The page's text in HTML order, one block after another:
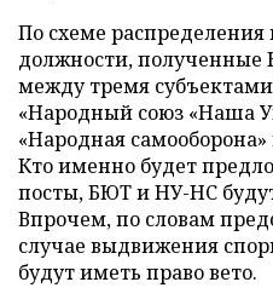
По схеме распределения
должности, полученные
между тремя
«Народный союз «Наша
«Народная
Кто именно будет
посты, БЮТ и НУ-НС
Впрочем, по словам
случае выдвижения
будут иметь право вето.